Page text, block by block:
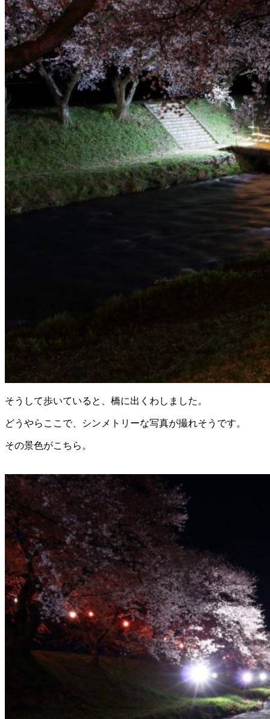
そうして歩いていると、橋に出くわしました。
どうやらここで、シンメトリーな写真が撮れそうです。
その景色がこちら。